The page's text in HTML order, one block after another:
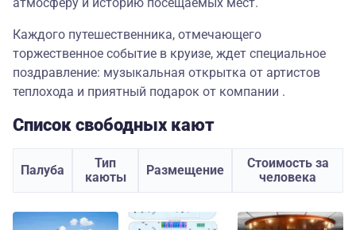
Каждого путешественника, отмечающего
торжественное событие в круизе, ждет специальное
поздравление: музыкальная открытка от артистов
теплохода и приятный подарок от компании .
Список свободных кают
Палуба
Тип
каюты
Размещение
Стоимость за
человека